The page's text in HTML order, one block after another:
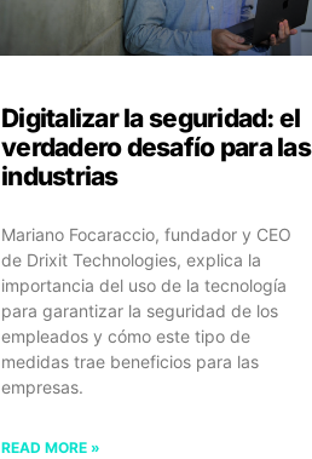
Digitalizar la seguridad: el
verdadero desafío para las
industrias
Mariano Focaraccio, fundador y CEO
de Drixit Technologies, explica la
importancia del uso de la tecnología
para garantizar la seguridad de los
empleados y cómo este tipo de
medidas trae beneficios para las
empresas.
READ MORE »